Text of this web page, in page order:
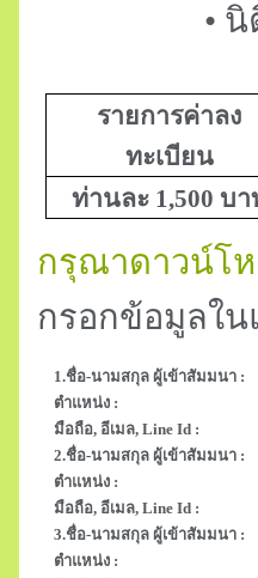
• นิ
รายการค่าลง
ทะเบียน
ท่านละ 1,500 บา
กรุณาดาวน์โ
กรอกข้อมูลใน
1.ชื่อ-นามสกุล ผู้เข้าสัมมนา :
ตำแหน่ง :
มือถือ, อีเมล, Line Id :
2.ชื่อ-นามสกุล ผู้เข้าสัมมนา :
ตำแหน่ง :
มือถือ, อีเมล, Line Id :
3.ชื่อ-นามสกุล ผู้เข้าสัมมนา :
ตำแหน่ง :